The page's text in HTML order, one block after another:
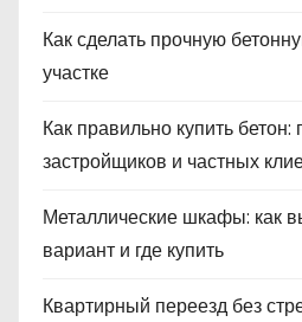
Как сделать прочную
участке
Как правильно купить бетон:
застройщиков и частных
Металлические шкафы: как
вариант и где купить
Квартирный переезд без